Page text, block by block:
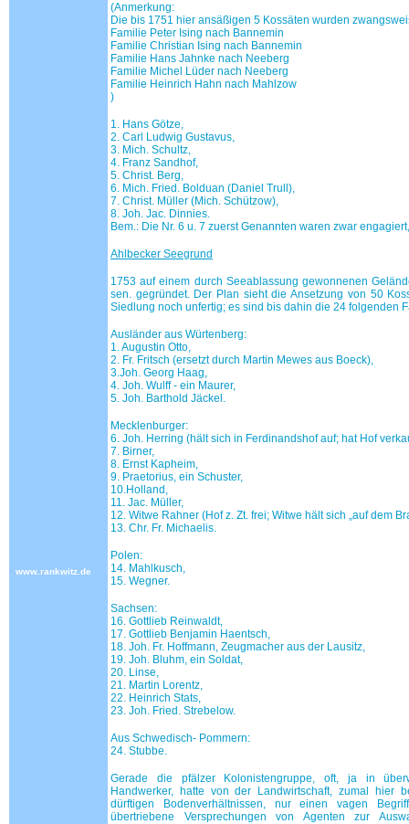
www.rankwitz.de
(Anmerkung:
Die bis 1751 hier ansäßigen 5 Kossäten wurden
Familie Peter Ising nach Bannemin
Familie Christian Ising nach Bannemin
Familie Hans Jahnke nach Neeberg
Familie Michel Lüder nach Neeberg
Familie Heinrich Hahn nach Mahlzow
)
1. Hans Götze,
2. Carl Ludwig Gustavus,
3. Mich. Schultz,
4. Franz Sandhof,
5. Christ. Berg,
6. Mich. Fried. Bolduan (Daniel Trull),
7. Christ. Müller (Mich. Schützow),
8. Joh. Jac. Dinnies.
Bem.: Die Nr. 6 u. 7 zuerst Genannten waren zwar
Ahlbecker Seegrund
1753 auf einem durch Seeablassung gewonnenen
sen. gegründet. Der Plan sieht die Ansetzung von 50
Siedlung noch unfertig; es sind bis dahin die 24 folgenden
Ausländer aus Würtenberg:
1. Augustin Otto,
2. Fr. Fritsch (ersetzt durch Martin Mewes aus Boeck),
3.Joh. Georg Haag,
4. Joh. Wulff - ein Maurer,
5. Joh. Barthold Jäckel.
Mecklenburger:
6. Joh. Herring (hält sich in Ferdinandshof auf; hat Hof
7. Birner,
8. Ernst Kapheim,
9. Praetorius, ein Schuster,
10.Holland,
11. Jac. Müller,
12. Witwe Rahner (Hof z. Zt. frei; Witwe hält sich „auf dem
13. Chr. Fr. Michaelis.
Polen:
14. Mahlkusch,
15. Wegner.
Sachsen:
16. Gottlieb Reinwaldt,
17. Gottlieb Benjamin Haentsch,
18. Joh. Fr. Hoffmann, Zeugmacher aus der Lausitz,
19. Joh. Bluhm, ein Soldat,
20. Linse,
21. Martin Lorentz,
22. Heinrich Stats,
23. Joh. Fried. Strebelow.
Aus Schwedisch- Pommern:
24. Stubbe.
Gerade die pfälzer Kolonistengruppe, oft, ja in
Handwerker, hatte von der Landwirtschaft, zumal hier
dürftigen Bodenverhältnissen, nur einen vagen
übertriebene Versprechungen von Agenten zur